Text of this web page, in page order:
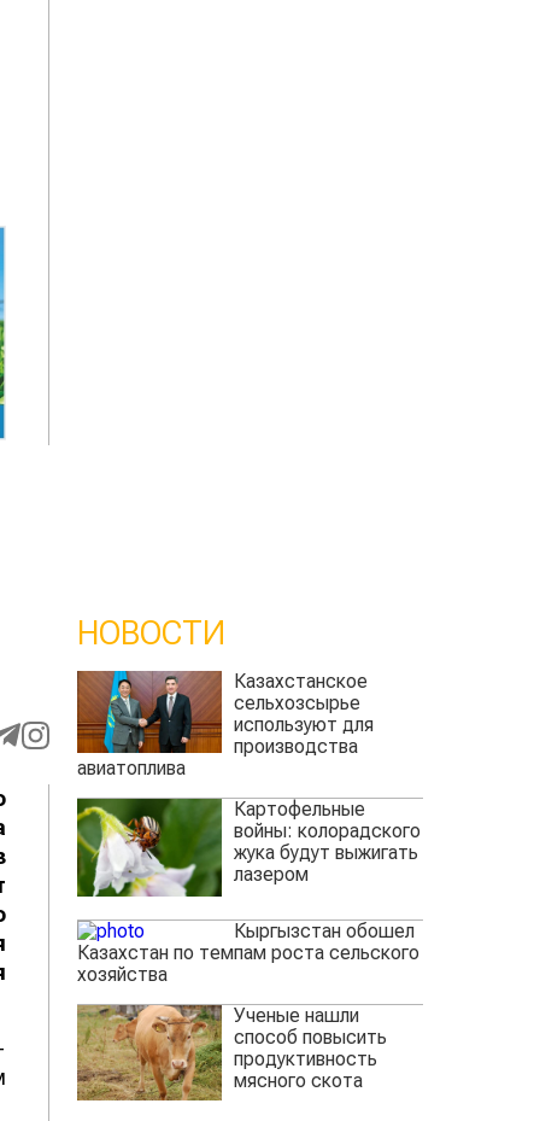
НОВОСТИ
Казахстанское
сельхозсырье
используют для
производства
авиатоплива
Картофельные
войны: колорадского
жука будут выжигать
лазером
Кыргызстан обошел
Казахстан по темпам роста сельского
хозяйства
Ученые нашли
способ повысить
продуктивность
мясного скота